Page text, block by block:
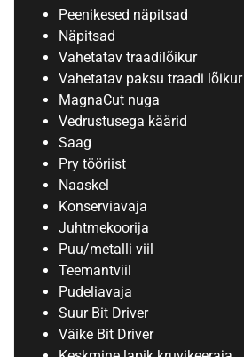
Peenikesed näpitsad
Näpitsad
Vahetatav traadilõikur
Vahetatav paksu traadi lõikur
MagnaCut nuga
Vedrustusega käärid
Saag
Pry tööriist
Naaskel
Konserviavaja
Juhtmekoorija
Puu/metalli viil
Teemantviil
Pudeliavaja
Suur Bit Driver
Väike Bit Driver